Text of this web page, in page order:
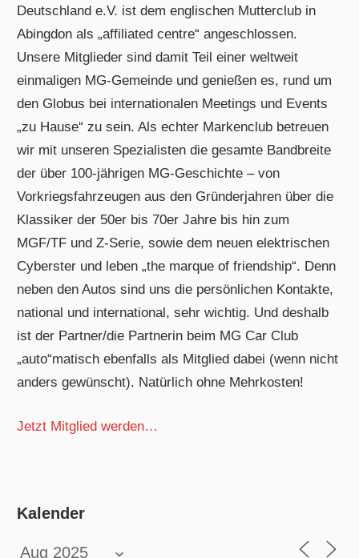
Deutschland e.V. ist dem englischen Mutterclub in
Abingdon als „affiliated centre“ angeschlossen.
Unsere Mitglieder sind damit Teil einer weltweit
einmaligen MG-Gemeinde und genießen es, rund um
den Globus bei internationalen Meetings und Events
„zu Hause“ zu sein. Als echter Markenclub betreuen
wir mit unseren Spezialisten die gesamte Bandbreite
der über 100-jährigen MG-Geschichte – von
Vorkriegsfahrzeugen aus den Gründerjahren über die
Klassiker der 50er bis 70er Jahre bis hin zum
MGF/TF und Z-Serie, sowie dem neuen elektrischen
Cyberster und leben „the marque of friendship“. Denn
neben den Autos sind uns die persönlichen Kontakte,
national und international, sehr wichtig. Und deshalb
ist der Partner/die Partnerin beim MG Car Club
„auto“matisch ebenfalls als Mitglied dabei (wenn nicht
anders gewünscht). Natürlich ohne Mehrkosten!
Jetzt Mitglied werden…
Kalender